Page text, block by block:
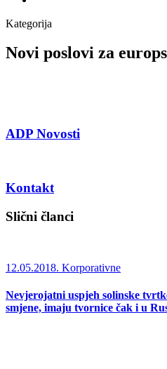
Kategorija
Novi poslovi za
ADP Novosti
Kontakt
Slični članci
12.05.2018. Korporativne
Nevjerojatni uspjeh solinske
smjene, imaju tvornice čak i u